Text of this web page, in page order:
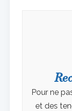
Pour ne
et des